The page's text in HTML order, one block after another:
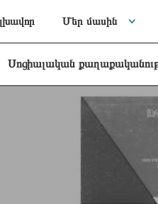
Մեր մասին
Սոցիալական